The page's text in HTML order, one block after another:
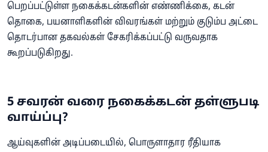
பெறப்பட்டுள்ள நகைக்கடன்களின் எண்ணிக்கை, கடன்
தொகை, பயனாளிகளின் விவரங்கள் மற்றும் குடும்ப அட்டை
தொடர்பான தகவல்கள் சேகரிக்கப்பட்டு வருவதாக
கூறப்படுகிறது.
5 சவரன் வரை நகைக்கடன் தள்ளுபடி
வாய்ப்பு?
ஆய்வுகளின் அடிப்படையில், பொருளாதார ரீதியாக